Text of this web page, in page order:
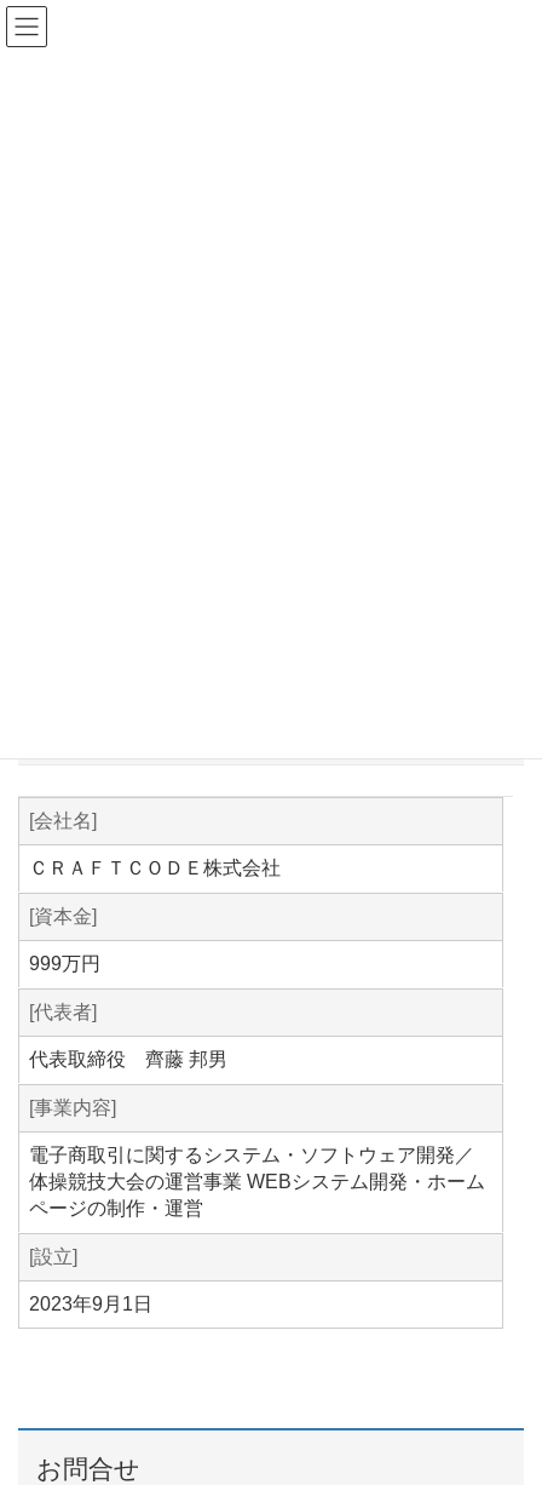
[会社名]
ＣＲＡＦＴＣＯＤＥ株式会社
[資本金]
999万円
[代表者]
代表取締役 齊藤 邦男
[事業内容]
電子商取引に関するシステム・ソフトウェア開発／
体操競技大会の運営事業 WEBシステム開発・ホーム
ページの制作・運営
[設立]
2023年9月1日
お問合せ